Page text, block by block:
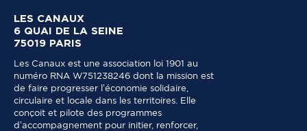
LES CANAUX
6 QUAI DE LA SEINE
75019 PARIS
Les Canaux est une association loi 1901 au
numéro RNA W751238246 dont la mission est
de faire progresser l’économie solidaire,
circulaire et locale dans les territoires. Elle
conçoit et pilote des programmes
d’accompagnement pour initier, renforcer,